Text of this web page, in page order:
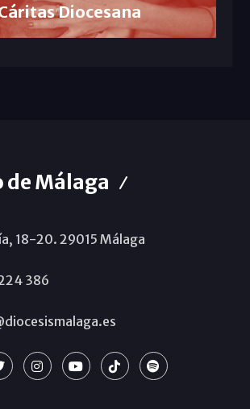
Diocesana
de Málaga
18-20. 29015 Málaga
386